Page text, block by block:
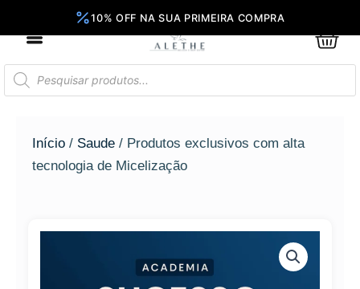
conteúdo
Pesquisar
produtos
Início / Saude / Produtos exclusivos com alta
tecnologia de Micelização